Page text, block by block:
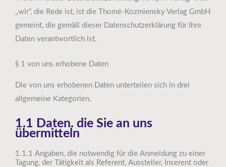
„wir“, die Rede ist, ist die Thomé-Kozmiensky Verlag GmbH
gemeint, die gemäß dieser Datenschutzerklärung für Ihre
Daten verantwortlich ist.
§ 1 von uns erhobene Daten
Die von uns erhobenen Daten unterteilen sich in drei
allgemeine Kategorien.
1.1 Daten, die Sie an uns
übermitteln
1.1.1 Angaben, die notwendig für die Anmeldung zu einer
Tagung, der Tätigkeit als Referent, Aussteller, Inserent oder